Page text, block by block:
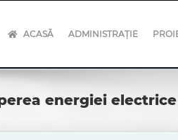
ACASĂ ADMINISTRAȚIE
energiei electrice